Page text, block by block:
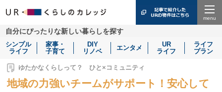
自分にぴったりな新しい暮らしを探す
シンプル
ライフ
家事・
子育て
DIY
リノベ
エンタメ
UR
ライフ
ライフ
プラン
ゆたかなくらしって？ ひと×コミュニティ
地域の力強いチームがサポート！安心して